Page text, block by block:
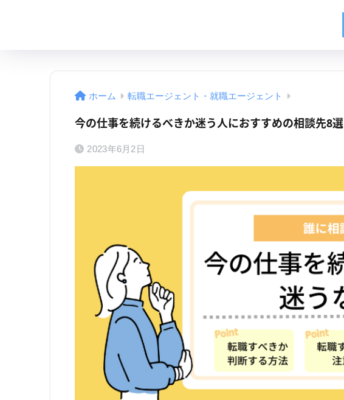
ホーム 転職エージェント・就職エージェント
今の仕事を続けるべきか迷う人におすすめの相談先8選
2023年6月2日